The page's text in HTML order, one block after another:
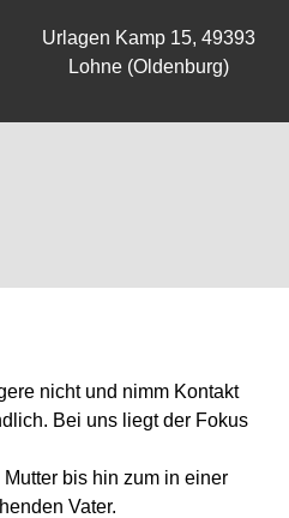
Urlagen Kamp 15, 49393
Lohne (Oldenburg)
nicht und nimm Kontakt
Bei uns liegt der Fokus
bis hin zum in einer
Vater.